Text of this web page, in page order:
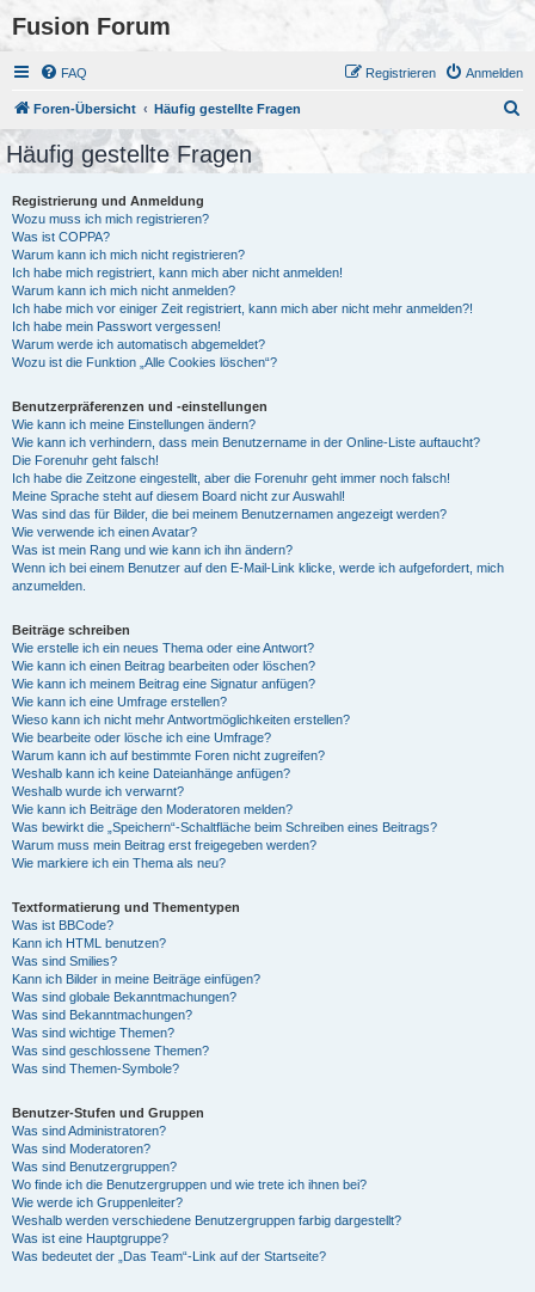
Fusion Forum
FAQ Anmelden
Registrieren
Foren-Übersicht Häufig gestellte Fragen
Häufig gestellte Fragen
Registrierung und Anmeldung
Wozu muss ich mich registrieren?
Was ist COPPA?
Warum kann ich mich nicht registrieren?
Ich habe mich registriert, kann mich aber nicht anmelden!
Warum kann ich mich nicht anmelden?
Ich habe mich vor einiger Zeit registriert, kann mich aber nicht mehr anmelden?!
Ich habe mein Passwort vergessen!
Warum werde ich automatisch abgemeldet?
Wozu ist die Funktion „Alle Cookies löschen“?
Benutzerpräferenzen und -einstellungen
Wie kann ich meine Einstellungen ändern?
Wie kann ich verhindern, dass mein Benutzername in der Online-Liste auftaucht?
Die Forenuhr geht falsch!
Ich habe die Zeitzone eingestellt, aber die Forenuhr geht immer noch falsch!
Meine Sprache steht auf diesem Board nicht zur Auswahl!
Was sind das für Bilder, die bei meinem Benutzernamen angezeigt werden?
Wie verwende ich einen Avatar?
Was ist mein Rang und wie kann ich ihn ändern?
Wenn ich bei einem Benutzer auf den E-Mail-Link klicke, werde ich aufgefordert, mich
anzumelden.
Beiträge schreiben
Wie erstelle ich ein neues Thema oder eine Antwort?
Wie kann ich einen Beitrag bearbeiten oder löschen?
Wie kann ich meinem Beitrag eine Signatur anfügen?
Wie kann ich eine Umfrage erstellen?
Wieso kann ich nicht mehr Antwortmöglichkeiten erstellen?
Wie bearbeite oder lösche ich eine Umfrage?
Warum kann ich auf bestimmte Foren nicht zugreifen?
Weshalb kann ich keine Dateianhänge anfügen?
Weshalb wurde ich verwarnt?
Wie kann ich Beiträge den Moderatoren melden?
Was bewirkt die „Speichern“-Schaltfläche beim Schreiben eines Beitrags?
Warum muss mein Beitrag erst freigegeben werden?
Wie markiere ich ein Thema als neu?
Textformatierung und Thementypen
Was ist BBCode?
Kann ich HTML benutzen?
Was sind Smilies?
Kann ich Bilder in meine Beiträge einfügen?
Was sind globale Bekanntmachungen?
Was sind Bekanntmachungen?
Was sind wichtige Themen?
Was sind geschlossene Themen?
Was sind Themen-Symbole?
Benutzer-Stufen und Gruppen
Was sind Administratoren?
Was sind Moderatoren?
Was sind Benutzergruppen?
Wo finde ich die Benutzergruppen und wie trete ich ihnen bei?
Wie werde ich Gruppenleiter?
Weshalb werden verschiedene Benutzergruppen farbig dargestellt?
Was ist eine Hauptgruppe?
Was bedeutet der „Das Team“-Link auf der Startseite?